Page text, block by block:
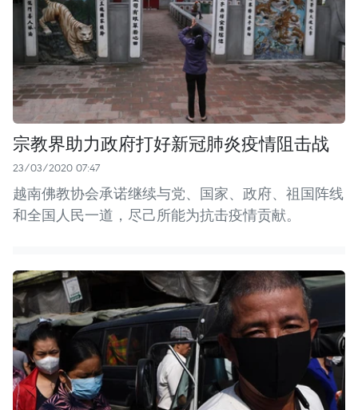
宗教界助力政府打好新冠肺炎疫情阻击战
23/03/2020 07:47
越南佛教协会承诺继续与党、国家、政府、祖国阵线
和全国人民一道，尽己所能为抗击疫情贡献。